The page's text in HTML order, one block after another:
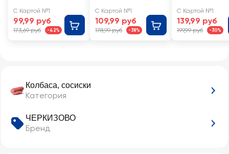
Колбаса, сосиски
Категория
ЧЕРКИЗОВО
Бренд
салями Астория,
нарезка
С Картой №1
99,99 руб
173,69 руб -42%
Сервелетти,
нарезка
С Картой №1
109,99 руб
178,99 руб -38%
Сальчичон,
нарезка
С Картой №1
139,99 руб
199,99 руб -30%